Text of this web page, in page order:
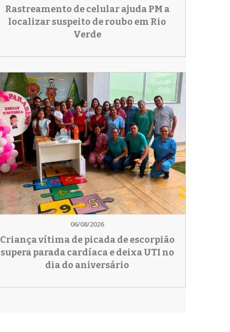
Rastreamento de celular ajuda PM a
localizar suspeito de roubo em Rio
Verde
06/08/2026
Criança vítima de picada de escorpião
supera parada cardíaca e deixa UTI no
dia do aniversário